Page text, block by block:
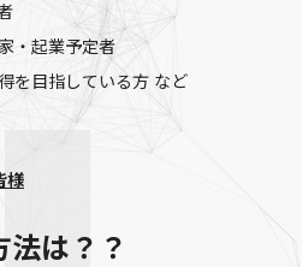
・起業予定者
を目指している方 など
様
は？？